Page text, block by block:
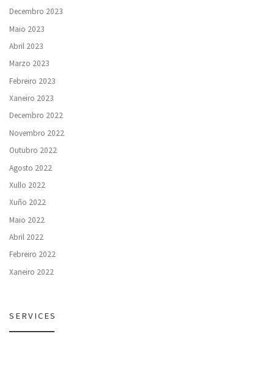
Decembro 2023
Maio 2023
Abril 2023
Marzo 2023
Febreiro 2023
Xaneiro 2023
Decembro 2022
Novembro 2022
Outubro 2022
Agosto 2022
Xullo 2022
Xuño 2022
Maio 2022
Abril 2022
Febreiro 2022
Xaneiro 2022
SERVICES